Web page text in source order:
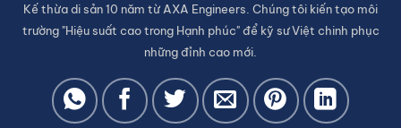
Kế thừa di sản 10 năm từ AXA Engineers. Chúng tôi kiến tạo môi
trường "Hiệu suất cao trong Hạnh phúc" để kỹ sư Việt chinh phục
những đỉnh cao mới.